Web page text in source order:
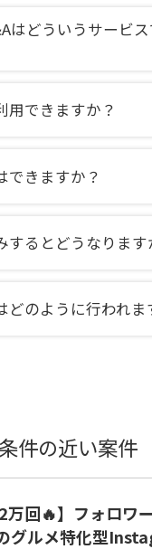
はどういうサービ
用できますか？
できますか？
するとどうなります
どのように行われま
条件の近い案件
万回🔥】フォロワ
グルメ特化型